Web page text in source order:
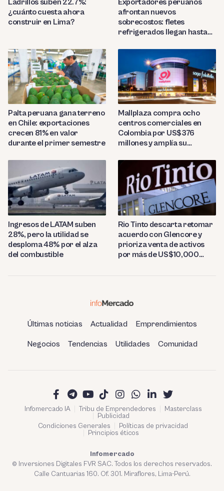
Ladrillos suben 22.7%:
¿cuánto cuesta ahora
construir en Lima?
Exportadores peruanos
afrontan nuevos
sobrecostos: fletes
refrigerados llegan hasta
Palta peruana gana terreno
en Chile: exportaciones
crecen 81% en valor
durante el primer semestre
Mallplaza compra ocho
centros comerciales en
Colombia por US$376
millones y amplía su
Ingresos de LATAM suben
28%, pero la utilidad se
desploma 48% por el alza
del combustible
Rio Tinto descarta retomar
acuerdo con Glencore y
prioriza venta de activos
por más de US$10,000
Últimas noticias Actualidad Emprendimientos
Negocios Tendencias Utilidades Comunidad
Infomercado IA Tribu de Emprendedores
Masterclass
Publicidad
Condiciones Generales
Políticas de privacidad
Principios éticos
Infomercado
© Inversiones Digitales FVR SAC. Todos los derechos reservados.
Calle Cantuarias 160. Of. 301. Miraflores, Lima-Perú.